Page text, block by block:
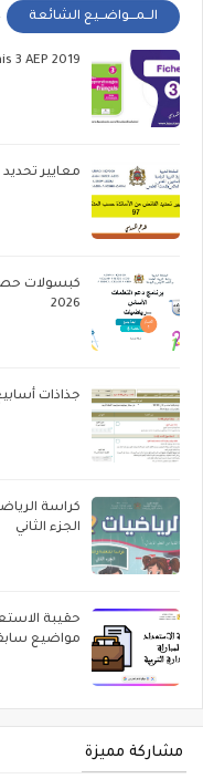
الــمـــواضــيع الشائعة
3 AEP 2019
معايير
2026
جذاذات
الجزء الثاني
مواضيع
مشاركة مميزة